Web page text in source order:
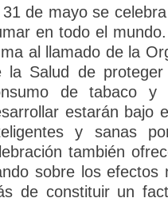
31 de mayo se
en todo el
al llamado de la
la Salud de
de tabaco y
estarán bajo
y sanas
también
sobre los efectos
de constituir un